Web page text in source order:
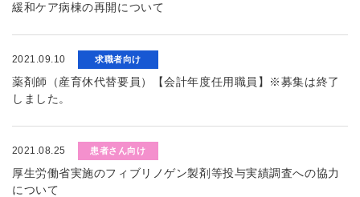
緩和ケア病棟の再開について
2021.09.10 求職者向け
薬剤師（産育休代替要員）【会計年度任用職員】※募集は終了
しました。
2021.08.25 患者さん向け
厚生労働省実施のフィブリノゲン製剤等投与実績調査への協力
について